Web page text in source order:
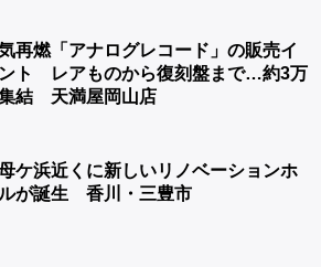
再燃「アナログレコード」の販売イ
ト レアものから復刻盤まで…約3万
結 天満屋岡山店
ケ浜近くに新しいリノベーションホ
が誕生 香川・三豊市